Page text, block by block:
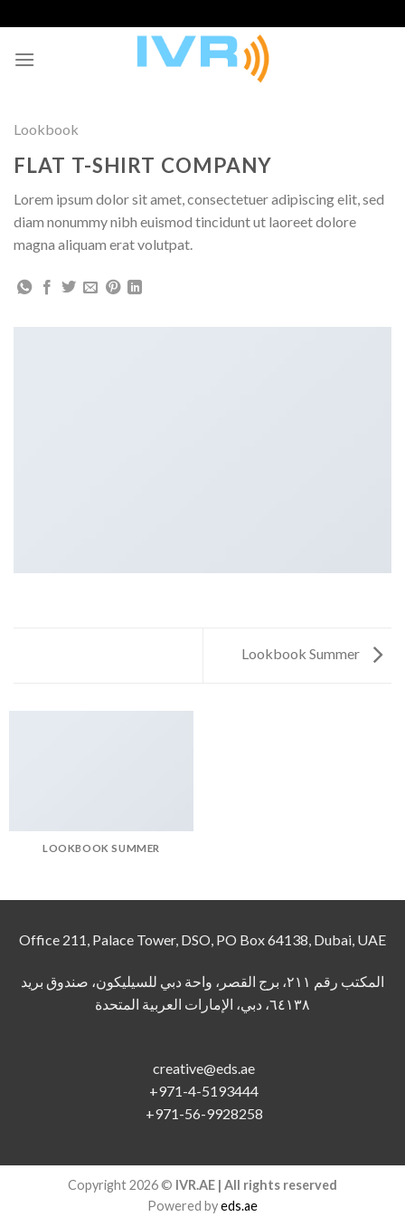
content
Lookbook
FLAT T-SHIRT COMPANY
Lorem ipsum dolor sit amet, consectetuer adipiscing elit, sed
diam nonummy nibh euismod tincidunt ut laoreet dolore
magna aliquam erat volutpat.
Lookbook Summer
LOOKBOOK SUMMER
Office 211, Palace Tower, DSO, PO Box 64138, Dubai, UAE
المكتب رقم ٢١١، برج القصر، واحة دبي للسيليكون، صندوق بريد
٦٤١٣٨، دبي، الإمارات العربية المتحدة
creative@eds.ae
+971-4-5193444
+971-56-9928258
Copyright 2026 © IVR.AE | All rights reserved
Powered byeds.ae